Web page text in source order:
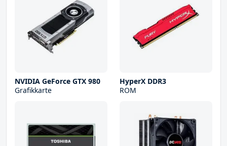
NVIDIA GeForce GTX 980
Grafikkarte
HyperX DDR3
ROM